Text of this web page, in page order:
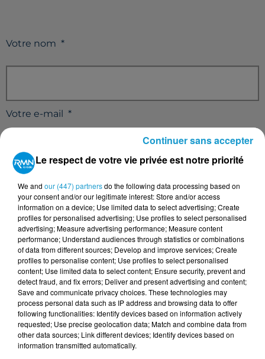
Votre nom *
Votre e-mail *
Votre n° de téléphone*
Votre message*
Taille maximum : 500 caractères
Le respect de votre vie privée est notre priorité
We and our (447) partnersdo the following data processing based on
your consent and/or our legitimate interest: Store and/or access
information on a device; Use limited data to select advertising; Create
profiles for personalised advertising; Use profiles to select personalised
advertising; Measure advertising performance; Measure content
performance; Understand audiences through statistics or combinations
of data from different sources; Develop and improve services; Create
profiles to personalise content; Use profiles to select personalised
content; Use limited data to select content; Ensure security, prevent and
detect fraud, and fix errors; Deliver and present advertising and content;
Save and communicate privacy choices. These technologies may
process personal data such as IP address and browsing data to offer
following functionalities: Identify devices based on information actively
requested; Use precise geolocation data; Match and combine data from
other data sources; Link different devices; Identify devices based on
information transmitted automatically.
Continuer sans accepter